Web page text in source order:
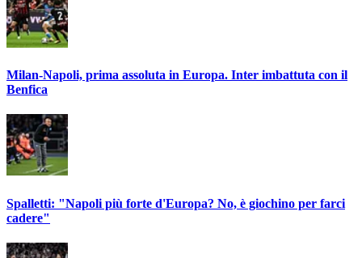
Milan-Napoli, prima assoluta in Europa. Inter imbattuta con il
Benfica
Spalletti: "Napoli più forte d'Europa? No, è giochino per farci
cadere"